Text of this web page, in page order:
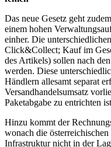
Das neue Gesetz geht
einem hohen
einher. Die
Click&Collect; Kauf im
des Artikels) sollen nach
werden. Diese
Händlern allesamt separat
Versandhandelsumsatz
Paketabgabe zu entrichten
Hinzu kommt der
wonach die
Infrastruktur nicht in der